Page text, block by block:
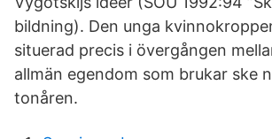
bildning). Den unga
situerad precis i övergången
allmän egendom som brukar ske
tonåren.